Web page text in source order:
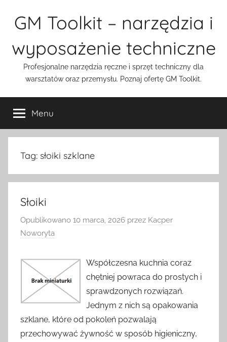
GM Toolkit – narzędzia i
wyposażenie techniczne
Profesjonalne narzędzia ręczne i sprzęt techniczny dla
warsztatów oraz przemysłu. Poznaj ofertę GM Toolkit.
Menu
Tag: słoiki szklane
Słoiki
Opublikowano 10 marca, 2026 przez Kacper
Noworyta
Współczesna kuchnia coraz
chętniej powraca do prostych i
sprawdzonych rozwiązań.
Jednym z nich są opakowania
szklane, które od pokoleń pozwalają
przechowywać żywność w sposób higieniczny,